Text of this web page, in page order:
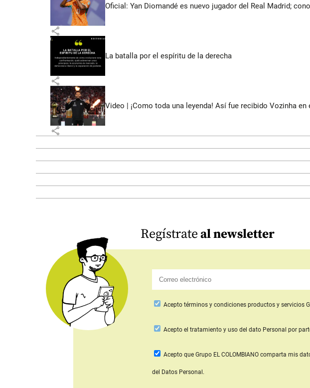
Oficial: Yan Diomandé es nuevo jugador del Real Madrid;
share
La batalla por el espíritu de la derecha
share
Video | ¡Como toda una leyenda! Así fue recibido Vozinha
share
Regístrateal newsletter
Acepto términos y condiciones productos y servicios
Aceptoel tratamiento y uso del dato Personal por
Acepto que Grupo EL COLOMBIANO comparta mis
del Datos Personal.